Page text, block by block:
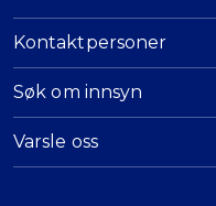
Kontaktpersoner
Søk om innsyn
Varsle oss